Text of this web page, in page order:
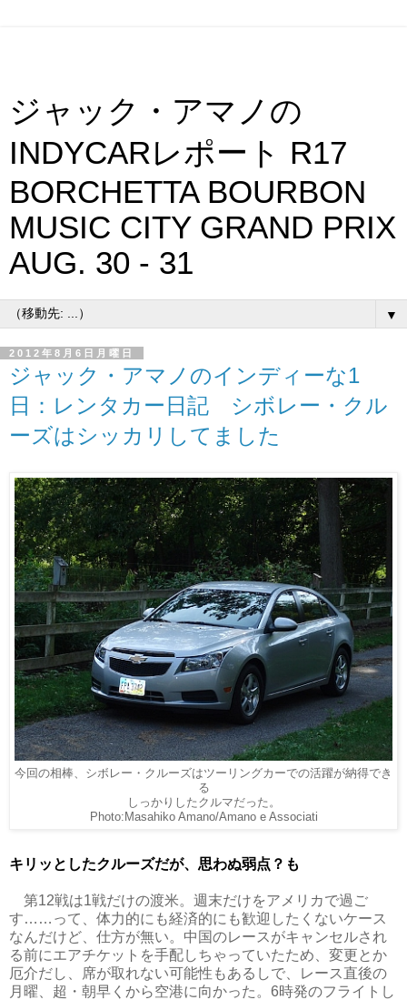
ジャック・アマノの
INDYCARレポート R17
BORCHETTA BOURBON
MUSIC CITY GRAND PRIX
AUG. 30 - 31
▼
2012年8月6日月曜日
ジャック・アマノのインディーな1
日：レンタカー日記 シボレー・クル
ーズはシッカリしてました
今回の相棒、シボレー・クルーズはツーリングカーでの活躍が納得でき
る
しっかりしたクルマだった。
Photo:Masahiko Amano/Amano e Associati
キリッとしたクルーズだが、思わぬ弱点？も
第12戦は1戦だけの渡米。週末だけをアメリカで過ご
す……って、体力的にも経済的にも歓迎したくないケース
なんだけど、仕方が無い。中国のレースがキャンセルされ
る前にエアチケットを手配しちゃっていたため、変更とか
厄介だし、席が取れない可能性もあるしで、レース直後の
月曜、超・朝早くから空港に向かった。6時発のフライトし